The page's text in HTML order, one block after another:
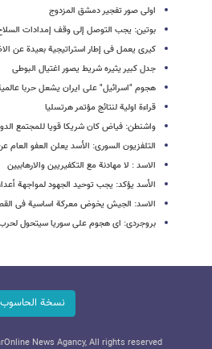
اولى صور تفجیر دمشق المزدوج
بوتین: یجب التوصل إلى وقف إمدادات
کیری یعمل فی إطار استراتیجیة بعیدة عن
جدل کبیر یثیره شریط یصور اغتیال البوطی
هجوم "اسرائیل" على ایران یشعل حربا
قراءة اولیة لنتائج مؤتمر هرتسلیا
واشنطن: فیاض کان شریکا قویا للمجتمع
التلفزیون السوری: الأسد یعلن العفو العام عن
الاسد : لا مهادنة مع التکفیریین والارهابیین
الأسد یؤکد: یجب توحید الجهود لمواجهة
الاسد: الجیش یخوض معرکة اساسیة فی
بروجردی: ای هجوم على سوریا سیتحول
نسخة الحاسوب
News Agancy, All rights reserved.